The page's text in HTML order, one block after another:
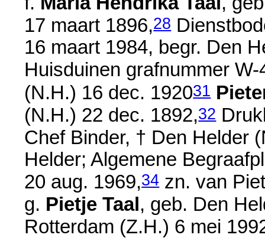
17 maart 1896,28
16 maart 1984, begr. Den
Huisduinen grafnummer
(N.H.) 16 dec. 192031
(N.H.) 22 dec. 1892,32
Chef Binder, † Den Helder
Helder; Algemene
20 aug. 1969,34zn. van
g. Pietje Taal , geb. Den
Rotterdam (Z.H.) 6 mei